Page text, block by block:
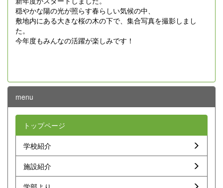
穏やかな陽の光が照らす春らしい気候の中、
敷地内にある大きな桜の木の下で、集合写真を撮影しまし
た。
今年度もみんなの活躍が楽しみです！
menu
トップページ
学校紹介
施設紹介